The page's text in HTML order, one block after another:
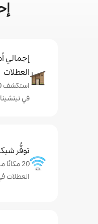
إجمالي
العطلات
في
توفُّر
20
العطلات